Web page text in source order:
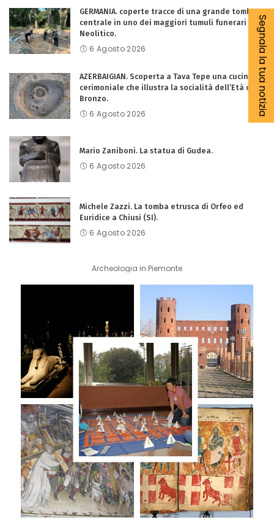
GERMANIA. coperte tracce di una grande tomba
centrale in uno dei maggiori tumuli funerari del
Neolitico.
6 Agosto 2026
AZERBAIGIAN. Scoperta a Tava Tepe una cucina
cerimoniale che illustra la socialità dell’Età del
Bronzo.
6 Agosto 2026
Mario Zaniboni. La statua di Gudea.
6 Agosto 2026
Michele Zazzi. La tomba etrusca di Orfeo ed
Euridice a Chiusi (SI).
6 Agosto 2026
Archeologia in Piemonte
Segnala la tua notizia